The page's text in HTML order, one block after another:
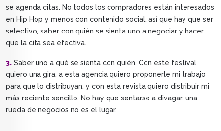
se agenda citas. No todos los compradores están interesados
en Hip Hop y menos con contenido social, así que hay que ser
selectivo, saber con quién se sienta uno a negociar y hacer
que la cita sea efectiva.
3. Saber uno a qué se sienta con quién. Con este festival
quiero una gira, a esta agencia quiero proponerle mi trabajo
para que lo distribuyan, y con esta revista quiero distribuir mi
más reciente sencillo. No hay que sentarse a divagar, una
rueda de negocios no es el lugar.